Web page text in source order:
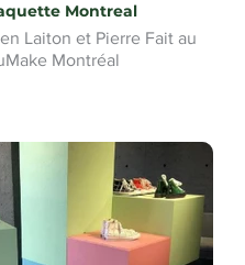
Montreal
Laiton et Pierre Fait au
Montréal